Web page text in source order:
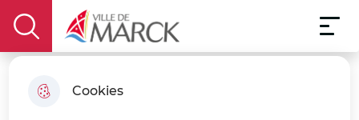
Cookies
Aller à la
recherche
Consulter
le plan
display the search field
Ville de Marck
Menu
La 1re adjointe